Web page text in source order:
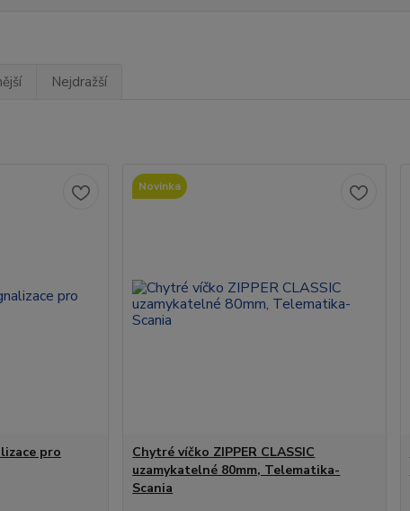
Nejdražší
pro
Novinka
Chytré víčko ZIPPER CLASSIC
uzamykatelné 80mm, Telematika-
Scania